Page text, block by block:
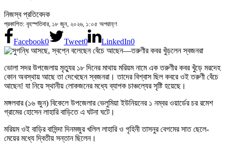
নিজস্ব প্রতিবেদক
প্রকাশিত: বৃহস্পতিবার, ১৮ জুন, ২০২৬, ১:০৫ অপরাহ্ণ
Facebook0 Tweet0 LinkedIn0
ভোলা সদর উপজেলায় মৃত্যুর ১৮ দিনের মাথায় মরিয়ম নামে এক তরুণীর কবর খুঁড়ে মরদেহ
কোন অবস্থায় আছে তা দেখেছেন স্বজনরা। তাদের বিশ্বাস ছিল কবরে ওই তরুণী বেঁচে
আছেন! যা নিয়ে স্থানীয় লোকজনের মধ্যে ব্যাপক চাঞ্চল্যের সৃষ্টি হয়েছে।
মঙ্গলবার (১৬ জুন) বিকেলে উপজেলার ভেলুমিয়া ইউনিয়নের ১ নম্বর ওয়ার্ডের চর রমেশ
গ্রামের হোসেন লাহারি বাড়িতে এ ঘটনা ঘটে।
মরিয়ম ওই বাড়ির বাসিন্দা দিনমজুর খলিল লাহারি ও গৃহিনী তাসনুর বেগমের সাত ছেলে-
মেয়ের মধ্যে দ্বিতীয় সন্তান ছিলেন।